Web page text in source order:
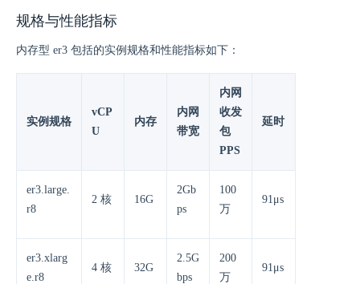
规格与性能指标
内存型 er3 包括的实例规格和性能指标如下：
实例规格
vCP
U
内存
内网
带宽
内网
收发
包
PPS
延时
er3.large.
r8
2 核 16G
2Gb
ps
100
万
91μs
er3.xlarg
e.r8
4 核 32G
2.5G
bps
200
万
91μs